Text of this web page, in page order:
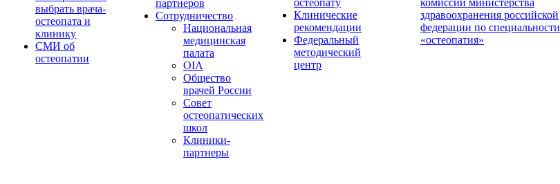
выбрать врача-
остеопата и
клинику
СМИ об
остеопатии
партнеров
Сотрудничество
Национальная
медицинская
палата
OIA
Общество
врачей России
Совет
остеопатических
школ
Клиники-
партнеры
остеопату
Клинические
рекомендации
Федеральный
методический
центр
комиссии министерства
здравоохранения российской
федерации по специальности
«остеопатия»